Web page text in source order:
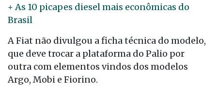
+ As 10 picapes diesel mais econômicas do
Brasil
A Fiat não divulgou a ficha técnica do modelo,
que deve trocar a plataforma do Palio por
outra com elementos vindos dos modelos
Argo, Mobi e Fiorino.